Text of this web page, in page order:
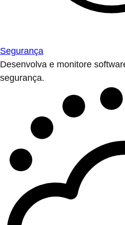
Segurança
Desenvolva e monitore
segurança.